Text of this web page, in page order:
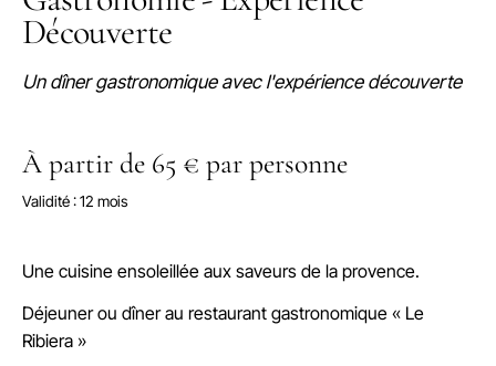
Découverte
Un dîner gastronomique avec l'expérience découverte
À partir de 65 € par personne
Validité : 12 mois
Une cuisine ensoleillée aux saveurs de la provence.
Déjeuner ou dîner au restaurant gastronomique « Le
Ribiera »